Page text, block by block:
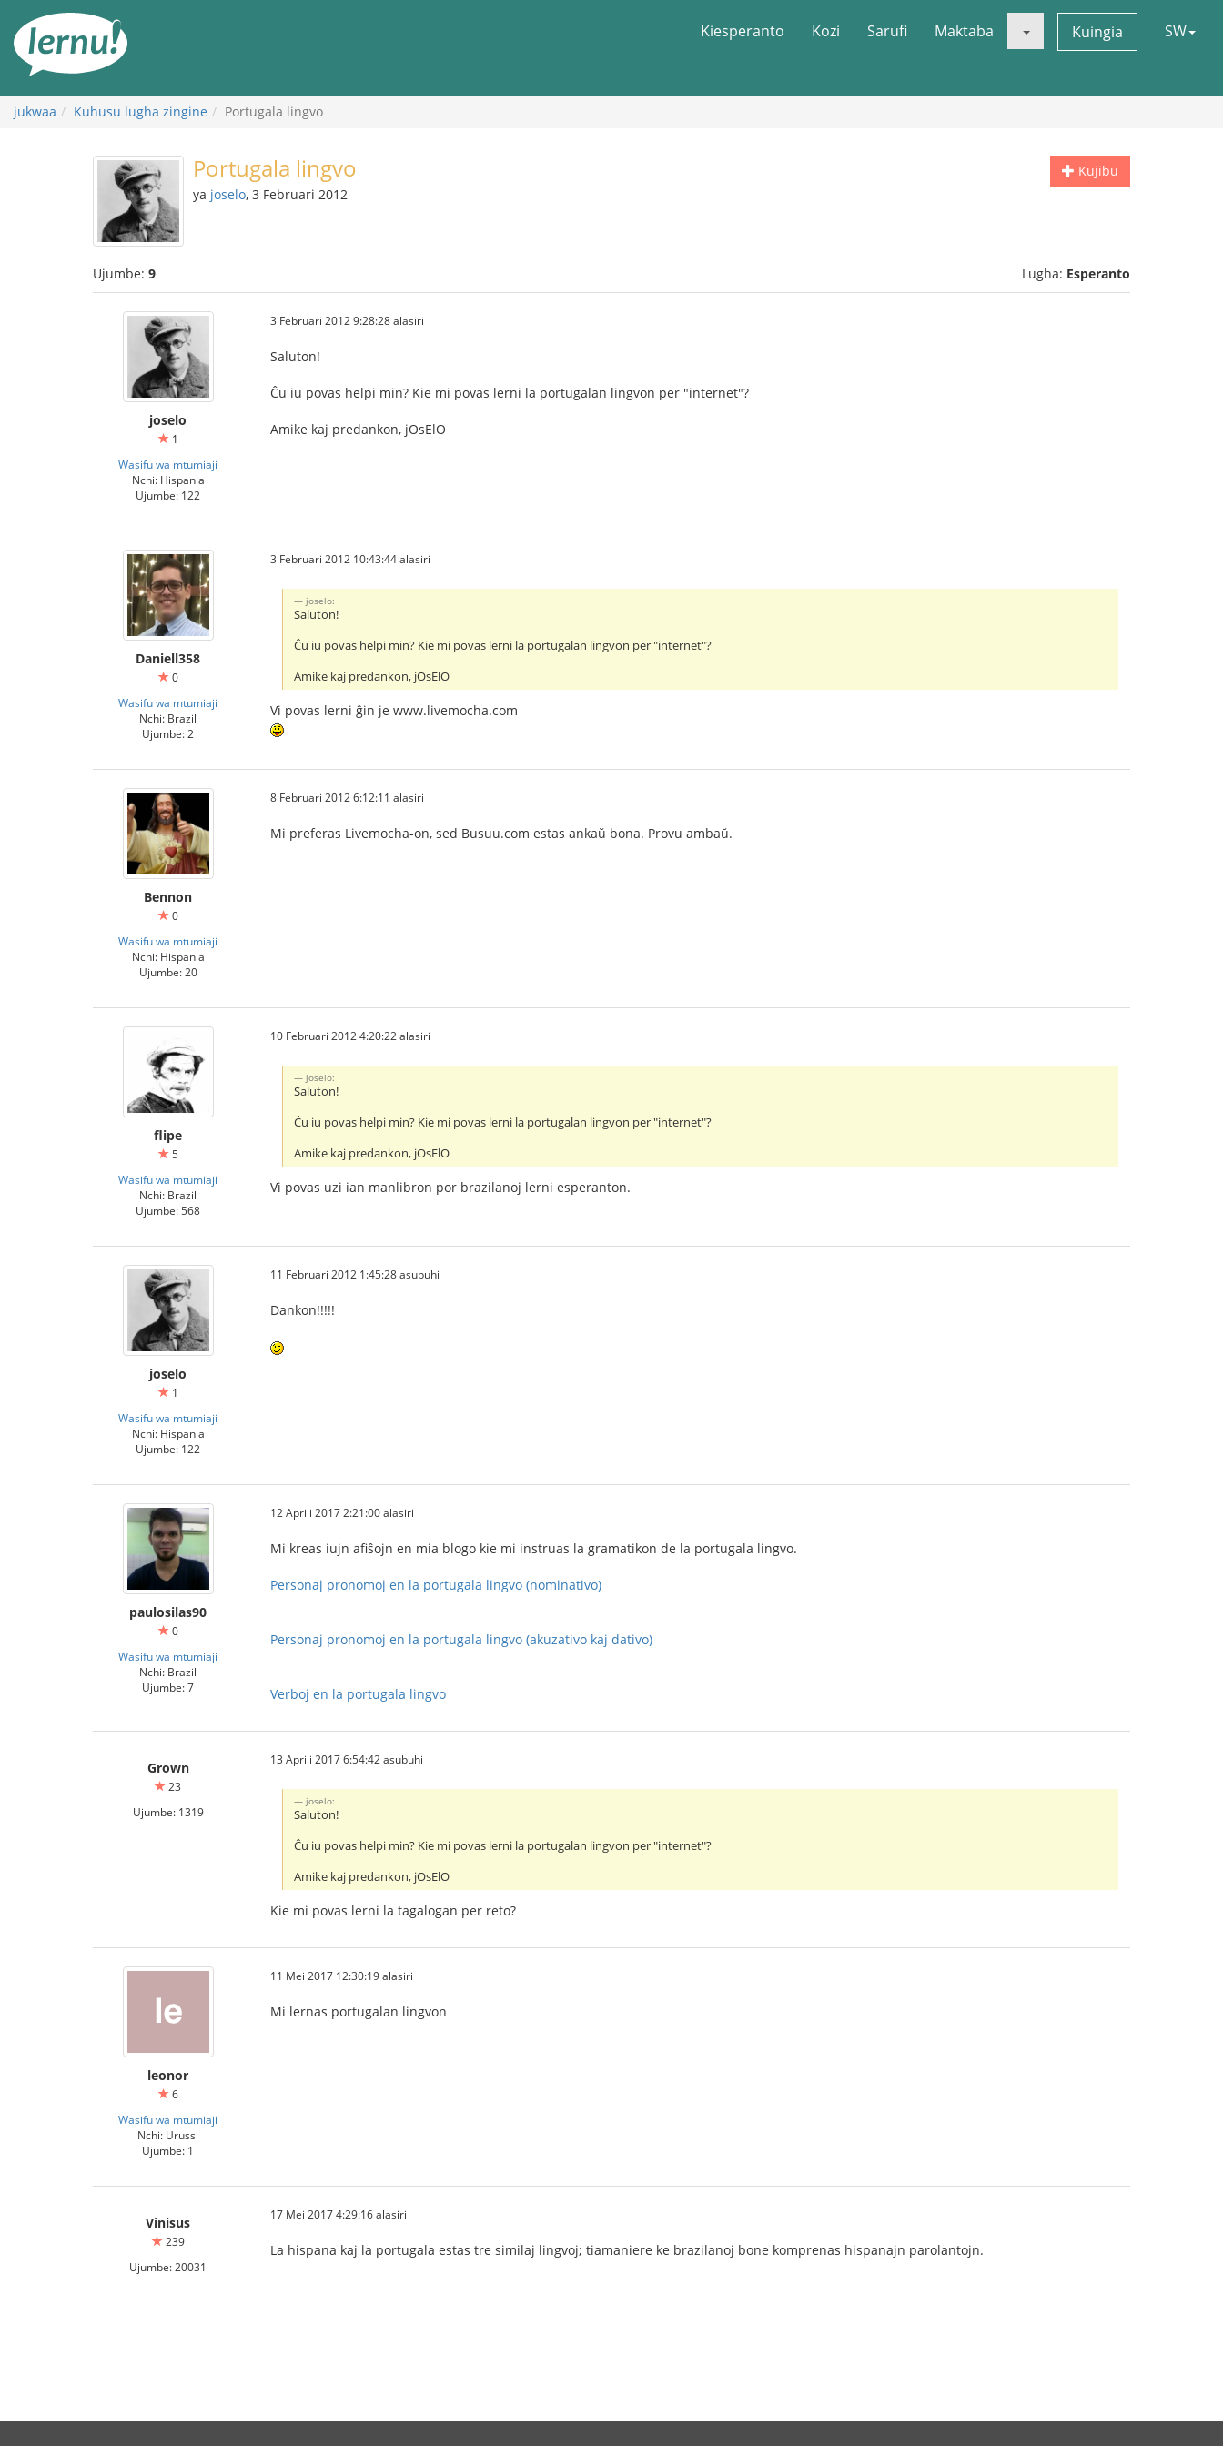
maudhui
Kiesperanto Kozi Sarufi Maktaba Kuingia SW
jukwaa Kuhusu lugha zingine Portugala lingvo
Kujibu
Portugala lingvo
ya joselo, 3 Februari 2012
Ujumbe: 9 Lugha: Esperanto
joselo
1
Wasifu wa mtumiaji
Nchi: Hispania
Ujumbe: 122
3 Februari 2012 9:28:28 alasiri
Saluton!
Ĉu iu povas helpi min? Kie mi povas lerni la portugalan lingvon per "internet"?
Amike kaj predankon, jOsElO
Daniell358
0
Wasifu wa mtumiaji
Nchi: Brazil
Ujumbe: 2
3 Februari 2012 10:43:44 alasiri
joselo:
Saluton!
Ĉu iu povas helpi min? Kie mi povas lerni la portugalan lingvon per "internet"?
Amike kaj predankon, jOsElO
Vi povas lerni ĝin je www.livemocha.com
Bennon
0
Wasifu wa mtumiaji
Nchi: Hispania
Ujumbe: 20
8 Februari 2012 6:12:11 alasiri
Mi preferas Livemocha-on, sed Busuu.com estas ankaŭ bona. Provu ambaŭ.
flipe
5
Wasifu wa mtumiaji
Nchi: Brazil
Ujumbe: 568
10 Februari 2012 4:20:22 alasiri
joselo:
Saluton!
Ĉu iu povas helpi min? Kie mi povas lerni la portugalan lingvon per "internet"?
Amike kaj predankon, jOsElO
Vi povas uzi ian manlibron por brazilanoj lerni esperanton.
joselo
1
Wasifu wa mtumiaji
Nchi: Hispania
Ujumbe: 122
11 Februari 2012 1:45:28 asubuhi
Dankon!!!!!
paulosilas90
0
Wasifu wa mtumiaji
Nchi: Brazil
Ujumbe: 7
12 Aprili 2017 2:21:00 alasiri
Mi kreas iujn afiŝojn en mia blogo kie mi instruas la gramatikon de la portugala lingvo.
Personaj pronomoj en la portugala lingvo (nominativo)
Personaj pronomoj en la portugala lingvo (akuzativo kaj dativo)
Verboj en la portugala lingvo
Grown
23
Ujumbe: 1319
13 Aprili 2017 6:54:42 asubuhi
joselo:
Saluton!
Ĉu iu povas helpi min? Kie mi povas lerni la portugalan lingvon per "internet"?
Amike kaj predankon, jOsElO
Kie mi povas lerni la tagalogan per reto?
leonor
6
Wasifu wa mtumiaji
Nchi: Urussi
Ujumbe: 1
11 Mei 2017 12:30:19 alasiri
Mi lernas portugalan lingvon
Vinisus
239
Ujumbe: 20031
17 Mei 2017 4:29:16 alasiri
La hispana kaj la portugala estas tre similaj lingvoj; tiamaniere ke brazilanoj bone komprenas hispanajn parolantojn.